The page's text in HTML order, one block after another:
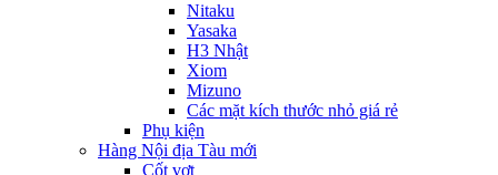
Nitaku
Yasaka
H3 Nhật
Xiom
Mizuno
Các mặt kích thước nhỏ giá rẻ
Phụ kiện
Hàng Nội địa Tàu mới
Cốt vợt